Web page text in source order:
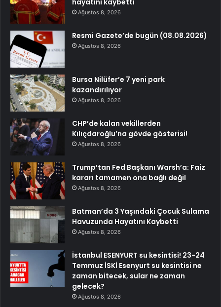
Ağustos 8, 2026
Resmi Gazete’de bugün (08.08.2026)
Ağustos 8, 2026
Bursa Nilüfer’e 7 yeni park
kazandırılıyor
Ağustos 8, 2026
CHP’de kalan vekillerden
Kılıçdaroğlu’na gövde gösterisi!
Ağustos 8, 2026
Trump’tan Fed Başkanı Warsh’a: Faiz
kararı tamamen ona bağlı değil
Ağustos 8, 2026
Batman’da 3 Yaşındaki Çocuk Sulama
Havuzunda Hayatını Kaybetti
Ağustos 8, 2026
İstanbul ESENYURT su kesintisi! 23-24
Temmuz İSKİ Esenyurt su kesintisi ne
zaman bitecek, sular ne zaman
gelecek?
Ağustos 8, 2026